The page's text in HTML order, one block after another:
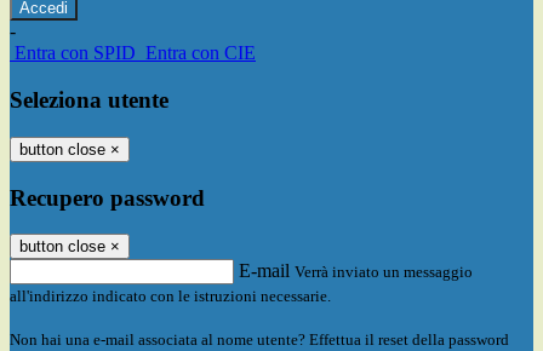
-
Entra con SPID Entra con CIE
Seleziona utente
button close ×
Recupero password
button close ×
E-mail Verrà inviato un messaggio
all'indirizzo indicato con le istruzioni necessarie.
Non hai una e-mail associata al nome utente? Effettua il reset della password